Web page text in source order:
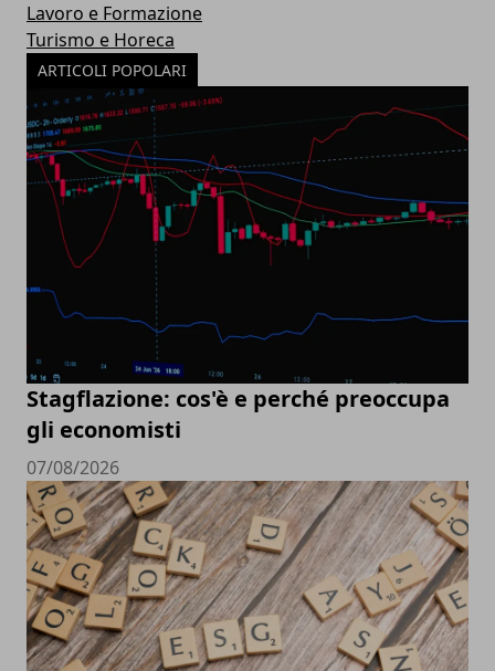
Lavoro e Formazione
Turismo e Horeca
ARTICOLI POPOLARI
Stagflazione: cos'è e perché preoccupa
gli economisti
07/08/2026